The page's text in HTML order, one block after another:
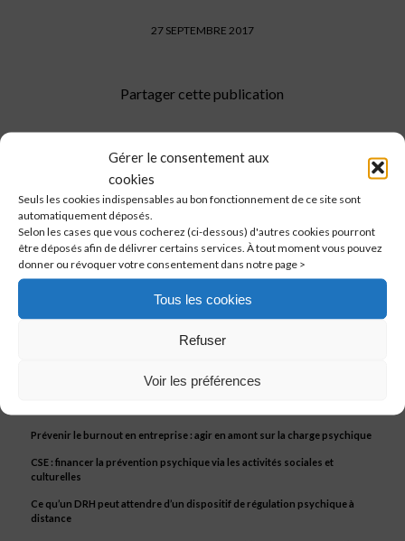
Gérer le consentement aux
cookies
Seuls les cookies indispensables au bon fonctionnement de ce site sont
automatiquement déposés.
Selon les cases que vous cocherez (ci-dessous) d'autres cookies pourront
être déposés afin de délivrer certains services. À tout moment vous pouvez
donner ou révoquer votre consentement dans notre page >
Tous les cookies
Refuser
Voir les préférences
27 SEPTEMBRE 2017
Partager cette publication
I LOVE SIRH
Prévenir le burnout en entreprise : agir en amont sur la charge psychique
CSE : financer la prévention psychique via les activités sociales et
culturelles
Ce qu’un DRH peut attendre d’un dispositif de régulation psychique à
distance